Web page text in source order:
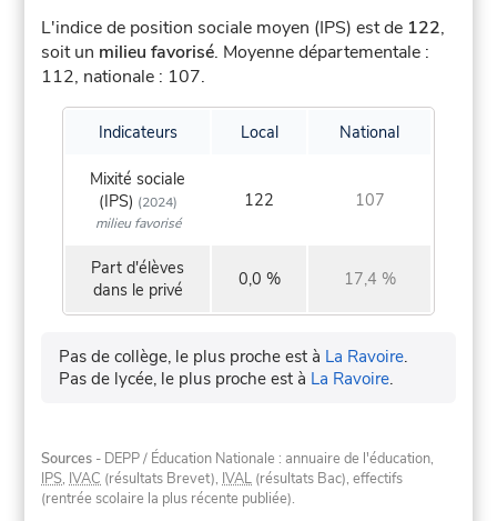
L'indice de position sociale moyen (IPS) est de 122,
soit un milieu favorisé. Moyenne départementale :
112, nationale : 107.
Indicateurs Local National
Mixité sociale
(IPS) (2024)
milieu favorisé
122 107
Part d'élèves
dans le privé
0,0 % 17,4 %
Pas de collège, le plus proche est à La Ravoire.
Pas de lycée, le plus proche est à La Ravoire.
Sources - DEPP / Éducation Nationale : annuaire de l'éducation,
IPS, IVAC (résultats Brevet), IVAL (résultats Bac), effectifs
(rentrée scolaire la plus récente publiée).